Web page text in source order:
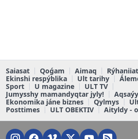
Saiasat Qoǵam Aimaq Rýhaniiat
Ekinshi respýblika
Ult tarihy
Sport
U magazine
ULT TV
Jumysshy mamandyqtar jyly!
Ekonomika jáne biznes
Qylmys
Posttimes
ULT OBEKTIV Aityldy -